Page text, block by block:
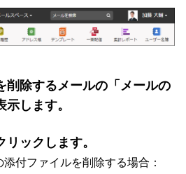
削除するメールの「メールの
します。
ックします。
付ファイルを削除する場合：